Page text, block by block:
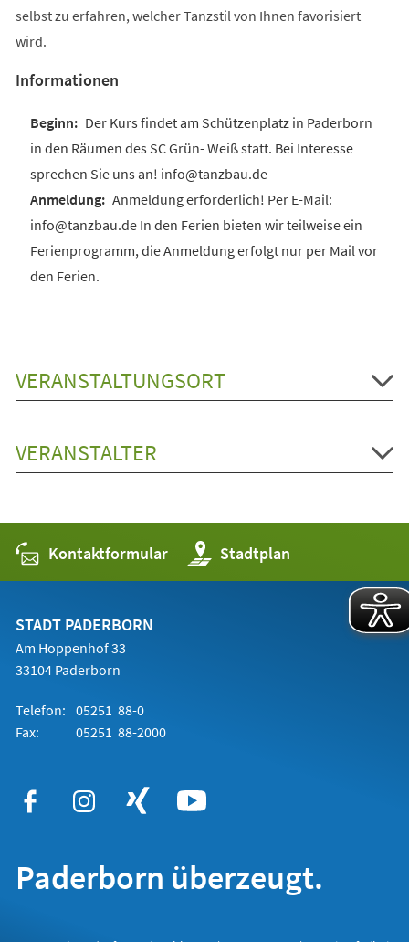
selbst zu erfahren, welcher Tanzstil von Ihnen favorisiert
wird.
Informationen
Der Kurs findet am Schützenplatz in Paderborn
in den Räumen des SC Grün- Weiß statt. Bei Interesse
sprechen Sie uns an! info@tanzbau.de
Anmeldung erforderlich! Per E-Mail:
info@tanzbau.de In den Ferien bieten wir teilweise ein
Ferienprogramm, die Anmeldung erfolgt nur per Mail vor
den Ferien.
VERANSTALTUNGSORT
VERANSTALTER
Kontaktformular Stadtplan
(Öffnet
in
einem
STADT PADERBORN
Am Hoppenhof 33
33104 Paderborn
Telefon: 05251 88-0
Fax:
05251 88-2000
Paderborn überzeugt.